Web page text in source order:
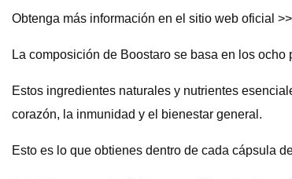
Obtenga más información en el sitio web oficial
La composición de Boostaro se basa en los
Estos ingredientes naturales y nutrientes
corazón, la inmunidad y el bienestar general.
Esto es lo que obtienes dentro de cada cápsula